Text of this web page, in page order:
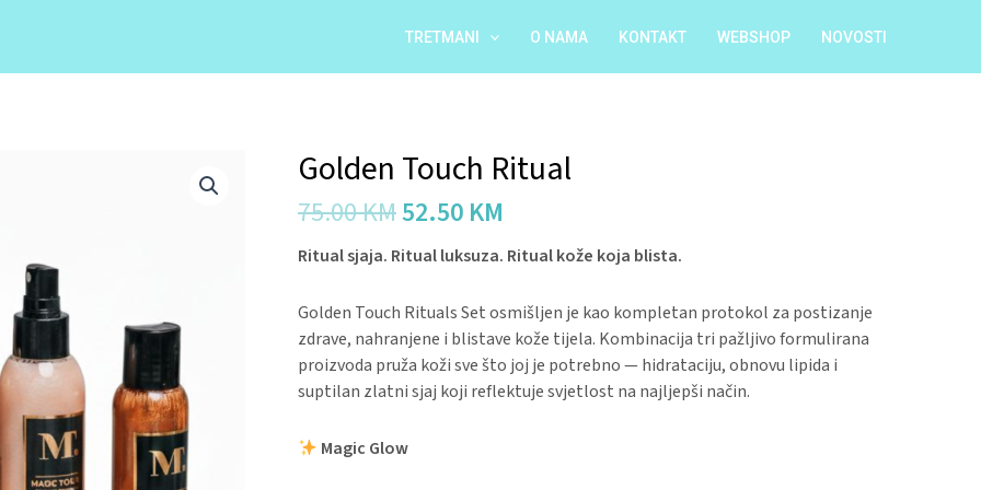
TRETMANI O NAMA KONTAKT WEBSHOP NOVOSTI
Golden Touch Ritual
75.00KM
Original
price
was:
75.00 KM.
52.50 KM
Current
price
52.50 KM.
Ritual sjaja. Ritual luksuza. Ritual kože koja blista.
Golden Touch Rituals Set osmišljen je kao kompletan protokol za postizanje
zdrave, nahranjene i blistave kože tijela. Kombinacija tri pažljivo formulirana
proizvoda pruža koži sve što joj je potrebno — hidrataciju, obnovu lipida i
suptilan zlatni sjaj koji reflektuje svjetlost na najljepši način.
Magic Glow
Golden
Ritual